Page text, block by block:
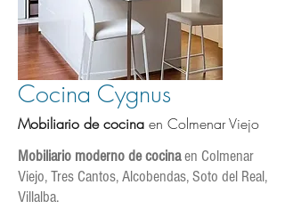
Cocina Cygnus
Mobiliario de cocina en Colmenar Viejo
Mobiliario moderno de cocinaen Colmenar
Viejo, Tres Cantos, Alcobendas, Soto del Real,
Villalba.